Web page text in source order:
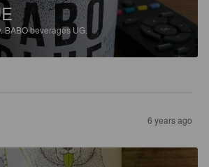
BABO beverages UG.
6 years ago